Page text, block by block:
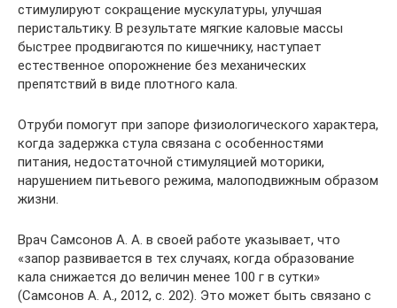
стимулируют сокращение мускулатуры, улучшая
перистальтику. В результате мягкие каловые массы
быстрее продвигаются по кишечнику, наступает
естественное опорожнение без механических
препятствий в виде плотного кала.
Отруби помогут при запоре физиологического характера,
когда задержка стула связана с особенностями
питания, недостаточной стимуляцией моторики,
нарушением питьевого режима, малоподвижным образом
жизни.
Врач Самсонов А. А. в своей работе указывает, что
«запор развивается в тех случаях, когда образование
кала снижается до величин менее 100 г в сутки»
(Самсонов А. А., 2012, с. 202). Это может быть связано с